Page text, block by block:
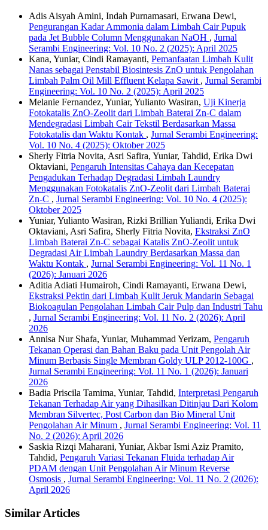
Adis Aisyah Amini, Indah Purnamasari, Erwana Dewi,
Pengurangan Kadar Ammonia dalam Limbah Cair Pupuk
pada Jet Bubble Column Menggunakan NaOH , Jurnal
Serambi Engineering: Vol. 10 No. 2 (2025): April 2025
Kana, Yuniar, Cindi Ramayanti, Pemanfaatan Limbah Kulit
Nanas sebagai Penstabil Biosintesis ZnO untuk Pengolahan
Limbah Palm Oil Mill Effluent Kelapa Sawit , Jurnal Serambi
Engineering: Vol. 10 No. 2 (2025): April 2025
Melanie Fernandez, Yuniar, Yulianto Wasiran, Uji Kinerja
Fotokatalis ZnO-Zeolit dari Limbah Baterai Zn-C dalam
Mendegradasi Limbah Cair Tekstil Berdasarkan Massa
Fotokatalis dan Waktu Kontak , Jurnal Serambi Engineering:
Vol. 10 No. 4 (2025): Oktober 2025
Sherly Fitria Novita, Asri Safira, Yuniar, Tahdid, Erika Dwi
Oktaviani, Pengaruh Intensitas Cahaya dan Kecepatan
Pengadukan Terhadap Degradasi Limbah Laundry
Menggunakan Fotokatalis ZnO-Zeolit dari Limbah Baterai
Zn-C , Jurnal Serambi Engineering: Vol. 10 No. 4 (2025):
Oktober 2025
Yuniar, Yulianto Wasiran, Rizki Brillian Yuliandi, Erika Dwi
Oktaviani, Asri Safira, Sherly Fitria Novita, Ekstraksi ZnO
Limbah Baterai Zn-C sebagai Katalis ZnO-Zeolit untuk
Degradasi Air Limbah Laundry Berdasarkan Massa dan
Waktu Kontak , Jurnal Serambi Engineering: Vol. 11 No. 1
(2026): Januari 2026
Aditia Adiati Humairoh, Cindi Ramayanti, Erwana Dewi,
Ekstraksi Pektin dari Limbah Kulit Jeruk Mandarin Sebagai
Biokoagulan Pengolahan Limbah Cair Pulp dan Industri Tahu
, Jurnal Serambi Engineering: Vol. 11 No. 2 (2026): April
2026
Annisa Nur Shafa, Yuniar, Muhammad Yerizam, Pengaruh
Tekanan Operasi dan Bahan Baku pada Unit Pengolah Air
Minum Berbasis Single Membran Goldy ULP 2012-100G ,
Jurnal Serambi Engineering: Vol. 11 No. 1 (2026): Januari
2026
Badia Priscila Tamima, Yuniar, Tahdid, Interpretasi Pengaruh
Tekanan Terhadap Air yang Dihasilkan Ditinjau Dari Kolom
Membran Silvertec, Post Carbon dan Bio Mineral Unit
Pengolahan Air Minum , Jurnal Serambi Engineering: Vol. 11
No. 2 (2026): April 2026
Saskia Rizqi Maharani, Yuniar, Akbar Ismi Aziz Pramito,
Tahdid, Pengaruh Variasi Tekanan Fluida terhadap Air
PDAM dengan Unit Pengolahan Air Minum Reverse
Osmosis , Jurnal Serambi Engineering: Vol. 11 No. 2 (2026):
April 2026
Similar Articles